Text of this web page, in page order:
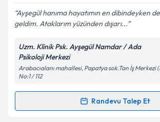
E-posta Adresiniz
Kişisel verilerimin işlenmesine ilişkin
Metni'ni okudum ve kişisel
Takvim Talebini
Ayşegül hanıma hayatımın en dibindeyken
geldim. Ataklarım yüzünden dışarı...
Uzm. Klinik Psk. Ayşegül Namdar / Ada
Psikoloji Merkezi
Arabacıalanı mahallesi, Papatya sok.Tan İş Merkezi
No:1 / 112
Randevu Talep Et
Randevu Takvimi Talebi